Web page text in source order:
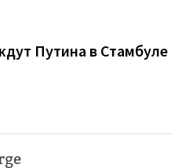
Путина в Стамбуле